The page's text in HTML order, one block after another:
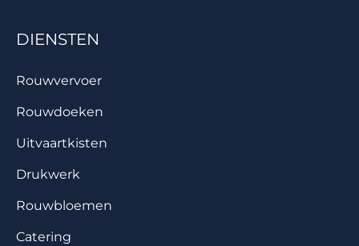
DIENSTEN
Rouwvervoer
Rouwdoeken
Uitvaartkisten
Drukwerk
Rouwbloemen
Catering